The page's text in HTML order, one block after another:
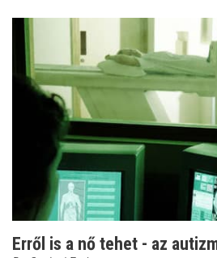
Erről is a nő tehet - az